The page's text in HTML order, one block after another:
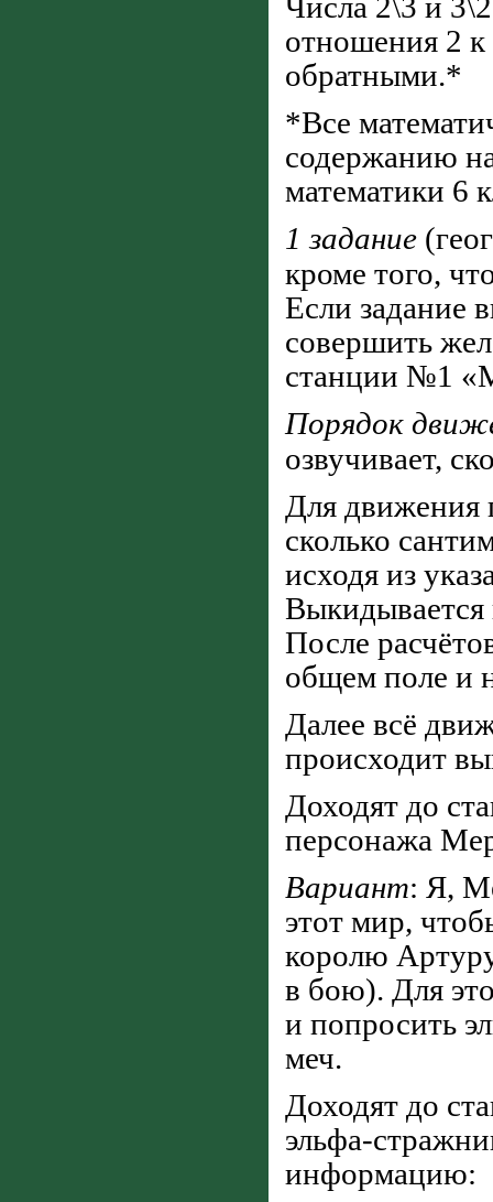
отношения 2
обратными.*
*Все
содержанию
математики 6
1 задание
кроме того,
Если задание
совершить
станции №1
Порядок
озвучивает,
Для движения
сколько
исходя из
Выкидывается
После
общем поле и
Далее всё
происходит
Доходят до
персонажа
Вариант: Я,
этот мир,
королю
в бою). Для
и попросить
меч.
Доходят до
эльфа-
информацию: